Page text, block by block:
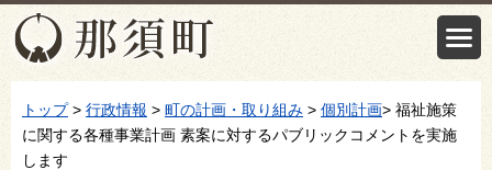
トップ> 行政情報 > 町の計画・取り組み > 個別計画> 福祉施策
に関する各種事業計画 素案に対するパブリックコメントを実施
します